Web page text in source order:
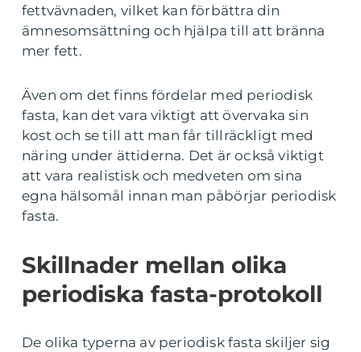
fettvävnaden, vilket kan förbättra din
ämnesomsättning och hjälpa till att bränna
mer fett.
Även om det finns fördelar med periodisk
fasta, kan det vara viktigt att övervaka sin
kost och se till att man får tillräckligt med
näring under ättiderna. Det är också viktigt
att vara realistisk och medveten om sina
egna hälsomål innan man påbörjar periodisk
fasta.
Skillnader mellan olika
periodiska fasta-protokoll
De olika typerna av periodisk fasta skiljer sig